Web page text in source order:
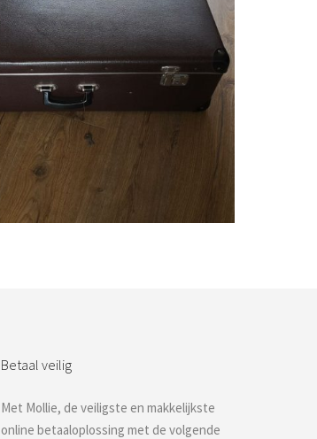
€32,50
Betaal veilig
Met Mollie, de veiligste en makkelijkste
online betaaloplossing met de volgende